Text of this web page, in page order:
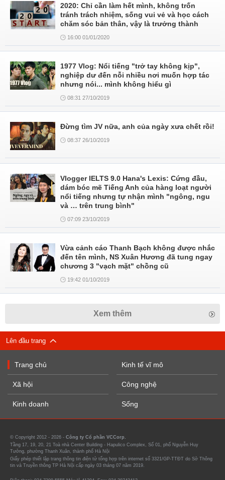
2020: Chỉ cần làm hết mình, không trốn
tránh trách nhiệm, sống vui vẻ và học cách
chăm sóc bản thân, vậy là trưởng thành
16:00 01/01/2020
1977 Vlog: Nổi tiếng "trở tay không kịp",
nghiệp dư đến nỗi nhiều nơi muốn hợp tác
nhưng nói... mình không hiểu gì
08:31 27/10/2019
Đừng tìm JV nữa, anh của ngày xưa chết rồi!
08:37 26/10/2019
Vlogger IELTS 9.0 Hana's Lexis: Cứng đầu,
dám bóc mẽ Tiếng Anh của hàng loạt người
nổi tiếng nhưng tự nhận mình "ngông, ngu
và … trên trung bình"
07:09 23/10/2019
Vừa cảnh cáo Thanh Bạch không được nhắc
đến tên mình, NS Xuân Hương đã tung ngay
chương 3 "vạch mặt" chồng cũ
19:42 01/10/2019
Xem thêm
Lên đầu trang
Trang chủ
Xã hội
Kinh doanh
Kinh tế vĩ mô
Công nghệ
Sống
© Copyright 2012 - 2026 - Công ty Cổ phần VCCorp.
Tầng 17, 19, 20, 21 Toà nhà Center Building - Hapulico Complex, Số 01, phố Nguyễn Huy
Tưởng, phường Thanh Xuân, thành phố Hà Nội
Giấy phép thiết lập trang thông tin điện tử tổng hợp trên internet số 3321/GP-TTĐT do Sở Thông
tin và Truyền thông TP Hà Nội cấp ngày 03 tháng 07 năm 2019.